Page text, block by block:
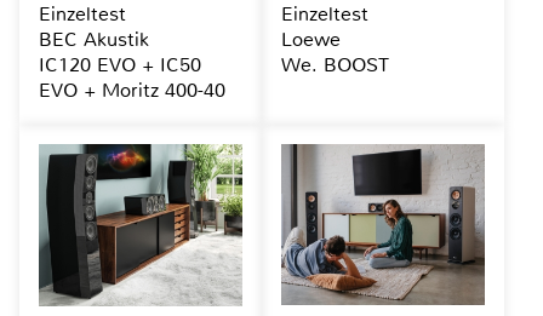
Einzeltest
BEC Akustik
IC120 EVO + IC50
EVO + Moritz 400-40
Einzeltest
Loewe
We. BOOST